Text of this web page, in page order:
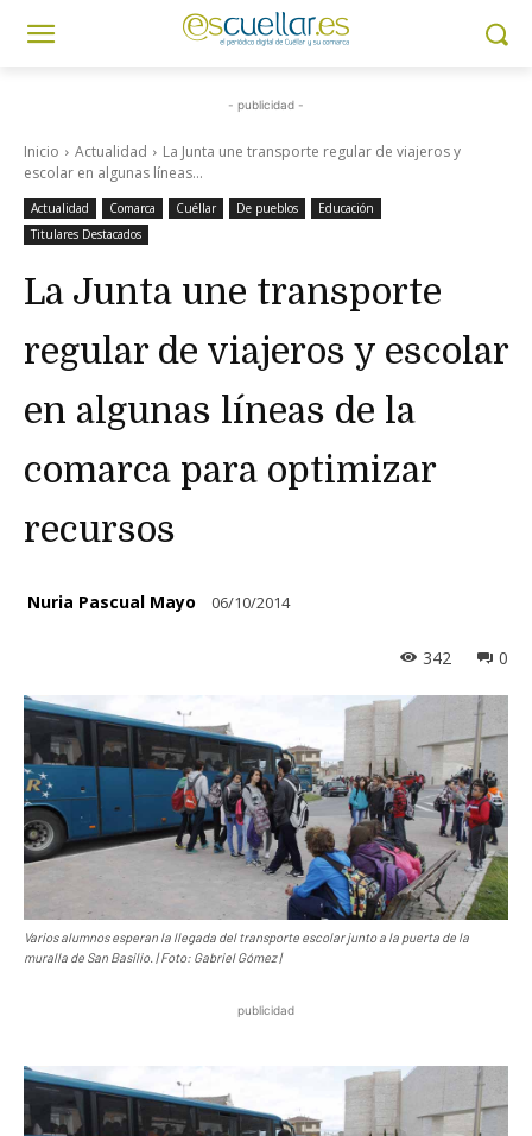
- publicidad -
Inicio Actualidad
La Junta une transporte regular de viajeros y
escolar en algunas líneas...
Actualidad Comarca Cuéllar De pueblos
Educación
Titulares Destacados
La Junta une transporte
regular de viajeros y escolar
en algunas líneas de la
comarca para optimizar
recursos
Nuria Pascual Mayo 06/10/2014
0
342
Varios alumnos esperan la llegada del transporte escolar junto a la puerta de la
muralla de San Basilio. | Foto: Gabriel Gómez |
publicidad